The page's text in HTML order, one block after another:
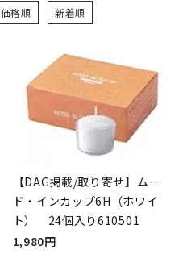
価格順 新着順
【DAG掲載/取り寄せ】ムー
ド・インカップ6H（ホワイ
ト） 24個入り610501
1,980円